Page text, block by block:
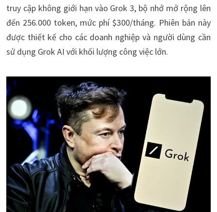
truy cập không giới hạn vào Grok 3, bộ nhớ mở rộng lên
đến 256.000 token, mức phí $300/tháng. Phiên bản này
được thiết kế cho các doanh nghiệp và người dùng cần
sử dụng Grok AI với khối lượng công việc lớn.